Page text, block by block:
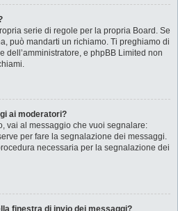
serie di regole per la propria Board. Se
può mandarti un richiamo. Ti preghiamo di
dell’amministratore, e phpBB Limited non
ai moderatori?
vai al messaggio che vuoi segnalare:
per fare la segnalazione dei messaggi.
necessaria per la segnalazione dei
finestra di invio dei messaggi?